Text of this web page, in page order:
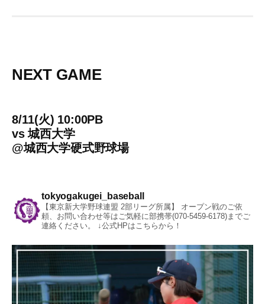
NEXT GAME
8/11(火) 10:00PB
vs城西大学
@城西大学硬式野球場
tokyogakugei_baseball
【東京新大学野球連盟 2部リーグ所属】
オープン戦のご依
頼、お問い合わせ等はご気軽に部携帯(070-5459-6178)までご
連絡ください。
↓公式HPはこちらから！